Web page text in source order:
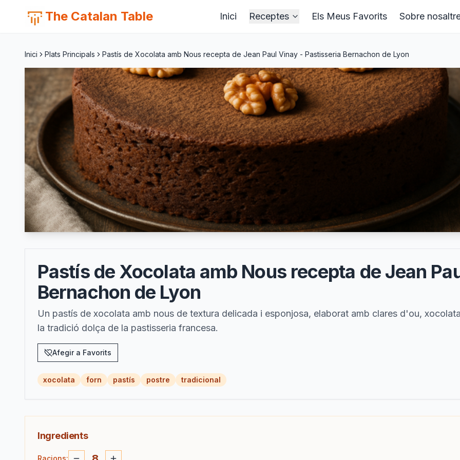
The Catalan Table Inici Receptes Els Meus Favorits Sobre
Inici Plats Principals Pastís de Xocolata amb Nous recepta de Jean Paul Vinay - Pastisseria Bernachon de Lyon
Pastís de Xocolata amb Nous recepta de Jean
Bernachon de Lyon
Un pastís de xocolata amb nous de textura delicada i esponjosa, elaborat amb clares d'ou,
la tradició dolça de la pastisseria francesa.
Afegir a Favorits
xocolata forn pastís postre tradicional
Ingredients
Racions: